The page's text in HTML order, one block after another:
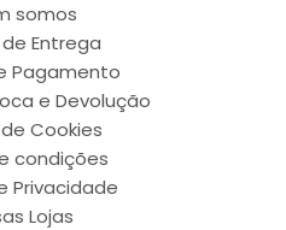
somos
Entrega
Pagamento
e Devolução
Cookies
condições
Privacidade
Lojas